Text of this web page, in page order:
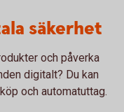
säkerhet
och påverka
digitalt? Du kan
och automatuttag.